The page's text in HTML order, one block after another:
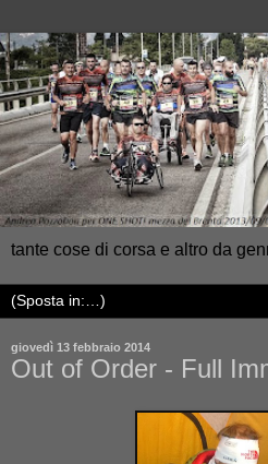
tante cose di corsa e altro da
giovedì 13 febbraio 2014
Out of Order - Full